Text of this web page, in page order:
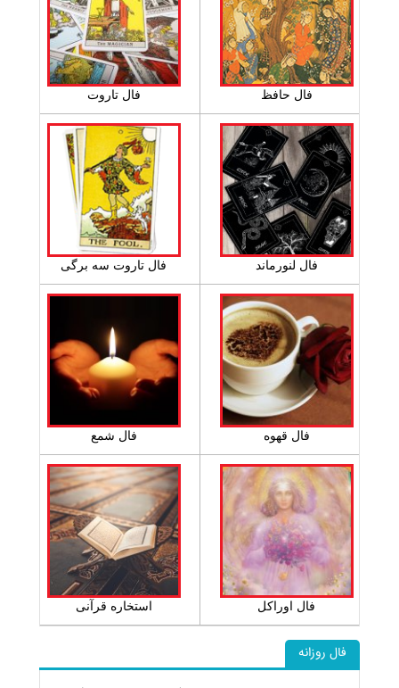
فال حافظ فال تاروت
فال لنورماند فال تاروت سه برگی
فال قهوه فال شمع
فال اوراکل استخاره قرآنی
فال روزانه